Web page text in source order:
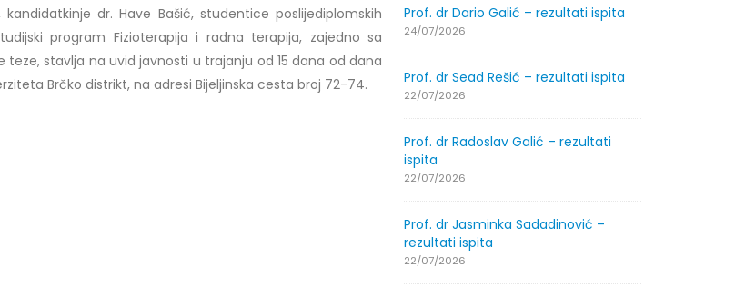
dr. Have Bašić, studentice poslijediplomskih
program Fizioterapija i radna terapija, zajedno sa
stavlja na uvid javnosti u trajanju od 15 dana od dana
Brčko distrikt, na adresi Bijeljinska cesta broj 72-74.
– rezultati ispita
– rezultati ispita
Obavještenje za javnost 30.07.2026.
godine
30/07/2026
Obavještenje za javnost 30.07.2026.
Prof. dr Dario Galić – rezultati ispita
24/07/2026
Prof. dr Sead Rešić – rezultati ispita
22/07/2026
Prof. dr Radoslav Galić – rezultati
ispita
22/07/2026
Prof. dr Jasminka Sadadinović –
rezultati ispita
22/07/2026